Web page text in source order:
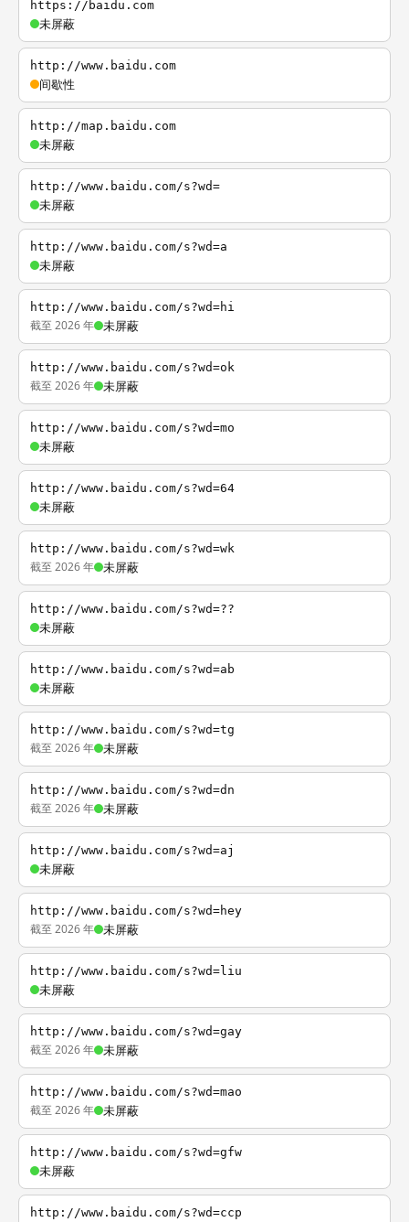
https://baidu.com
未屏蔽
http://www.baidu.com
间歇性
http://map.baidu.com
未屏蔽
http://www.baidu.com/s?wd=
未屏蔽
http://www.baidu.com/s?wd=a
未屏蔽
http://www.baidu.com/s?wd=hi
截至 2026 年 未屏蔽
http://www.baidu.com/s?wd=ok
截至 2026 年 未屏蔽
http://www.baidu.com/s?wd=mo
未屏蔽
http://www.baidu.com/s?wd=64
未屏蔽
http://www.baidu.com/s?wd=wk
截至 2026 年 未屏蔽
http://www.baidu.com/s?wd=??
未屏蔽
http://www.baidu.com/s?wd=ab
未屏蔽
http://www.baidu.com/s?wd=tg
截至 2026 年 未屏蔽
http://www.baidu.com/s?wd=dn
截至 2026 年 未屏蔽
http://www.baidu.com/s?wd=aj
未屏蔽
http://www.baidu.com/s?wd=hey
截至 2026 年 未屏蔽
http://www.baidu.com/s?wd=liu
未屏蔽
http://www.baidu.com/s?wd=gay
截至 2026 年 未屏蔽
http://www.baidu.com/s?wd=mao
截至 2026 年 未屏蔽
http://www.baidu.com/s?wd=gfw
未屏蔽
http://www.baidu.com/s?wd=ccp